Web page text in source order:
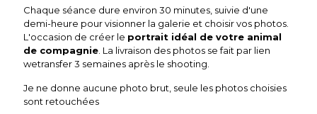
Chaque séance dure environ 30 minutes, suivie d'une
demi-heure pour visionner la galerie et choisir vos photos.
L'occasion de créer le portrait idéal de votre animal
de compagnie. La livraison des photos se fait par lien
wetransfer 3 semaines après le shooting.
Je ne donne aucune photo brut, seule les photos choisies
sont retouchées